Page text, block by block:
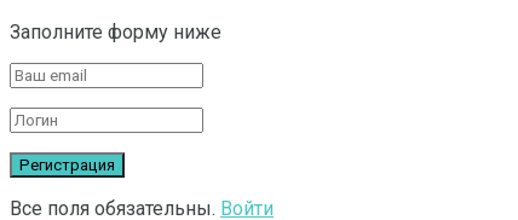
Заполните форму ниже
Все поля обязательны. Войти